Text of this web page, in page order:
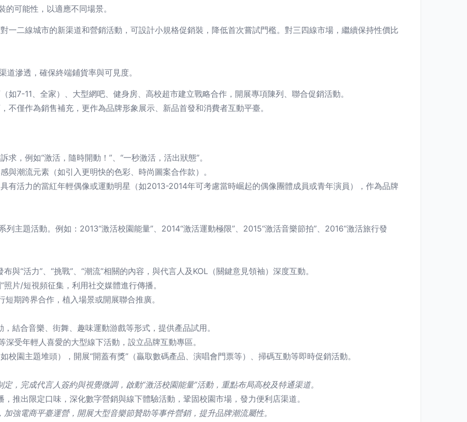
可能性，以適應不同場景。
一二線城市的新渠道和營銷活動，可設計小規格促銷裝，降低首次嘗試門檻。對三四線市場，繼續保持性價比
道滲透，確保終端鋪貨率與可見度。
如7-11、全家）、大型網吧、健身房、高校超市建立戰略合作，開展專項陳列、聯合促銷活動。
不僅作為銷售補充，更作為品牌形象展示、新品首發和消費者互動平臺。
求，例如“激活，隨時開動！”、“一秒激活，活出狀態”。
與潮流元素（如引入更明快的色彩、時尚圖案合作款）。
有活力的當紅年輕偶像或運動明星（如2013-2014年可考慮當時崛起的偶像團體成員或青年演員），作為品牌
列主題活動。例如：2013“激活校園能量”、2014“激活運動極限”、2015“激活音樂節拍”、2016“激活旅行發
與“活力”、“挑戰”、“潮流”相關的內容，與代言人及KOL（關鍵意見領袖）深度互動。
片/短視頻征集，利用社交媒體進行傳播。
期跨界合作，植入場景或開展聯合推廣。
結合音樂、街舞、趣味運動游戲等形式，提供產品試用。
受年輕人喜愛的大型線下活動，設立品牌互動專區。
校園主題堆頭），開展“開蓋有獎”（贏取數碼產品、演唱會門票等）、掃碼互動等即時促銷活動。
定，完成代言人簽約與視覺微調，啟動“激活校園能量”活動，重點布局高校及特通渠道。
，推出限定口味，深化數字營銷與線下體驗活動，鞏固校園市場，發力便利店渠道。
強電商平臺運營，開展大型音樂節贊助等事件營銷，提升品牌潮流屬性。